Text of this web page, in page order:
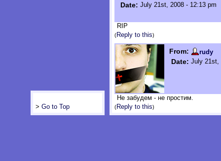
Date: July 21st, 2008 - 12:13 pm
RIP
(Reply to this)
From: rudy
Date: July 21st,
Не забудем - не простим.
(Reply to this)
> Go to Top